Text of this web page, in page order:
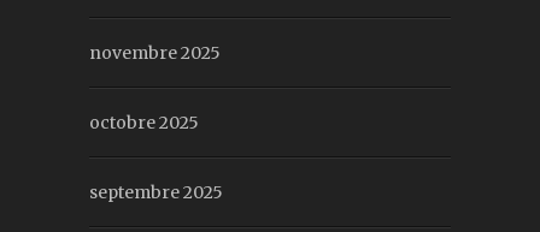
novembre 2025
octobre 2025
septembre 2025